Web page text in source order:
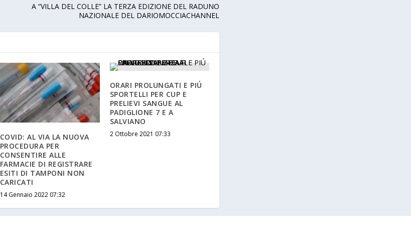
A “VILLA DEL COLLE” LA TERZA EDIZIONE DEL RADUNO
NAZIONALE DEL DARIOMOCCIACHANNEL
COVID: AL VIA LA NUOVA
PROCEDURA PER
CONSENTIRE ALLE
FARMACIE DI REGISTRARE
ESITI DI TAMPONI NON
CARICATI
14 Gennaio 2022 07:32
ORARI PROLUNGATI E PIÚ
SPORTELLI PER CUP E
PRELIEVI SANGUE AL
PADIGLIONE 7 E A
SALVIANO
2 Ottobre 2021 07:33